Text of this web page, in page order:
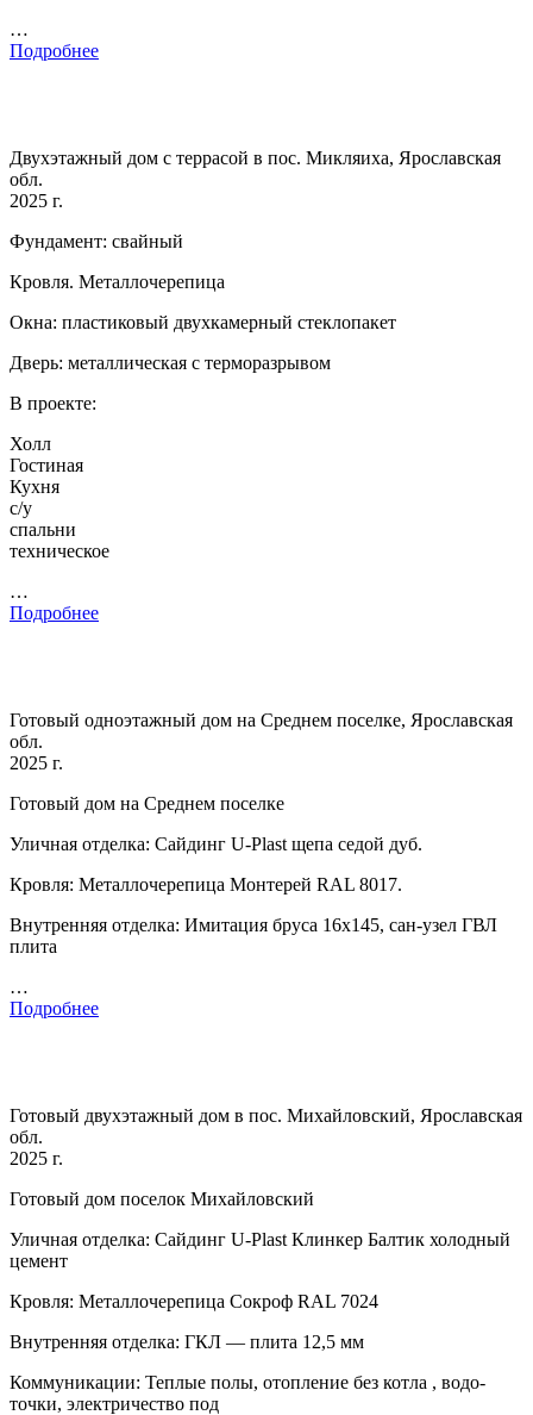
…
Подробнее
Двухэтажный дом с террасой в пос. Микляиха, Ярославская
обл.
2025 г.
Фундамент: свайный
Кровля. Металлочерепица
Окна: пластиковый двухкамерный стеклопакет
Дверь: металлическая с терморазрывом
В проекте:
Холл
Гостиная
Кухня
с/у
спальни
техническое
…
Подробнее
Готовый одноэтажный дом на Среднем поселке, Ярославская
обл.
2025 г.
Готовый дом на Среднем поселке
Уличная отделка: Сайдинг U-Plast щепа седой дуб.
Кровля: Металлочерепица Монтерей RAL 8017.
Внутренняя отделка: Имитация бруса 16х145, сан-узел ГВЛ
плита
…
Подробнее
Готовый двухэтажный дом в пос. Михайловский, Ярославская
обл.
2025 г.
Готовый дом поселок Михайловский
Уличная отделка: Сайдинг U-Plast Клинкер Балтик холодный
цемент
Кровля: Металлочерепица Сокроф RAL 7024
Внутренняя отделка: ГКЛ — плита 12,5 мм
Коммуникации: Теплые полы, отопление без котла , водо-
точки, электричество под